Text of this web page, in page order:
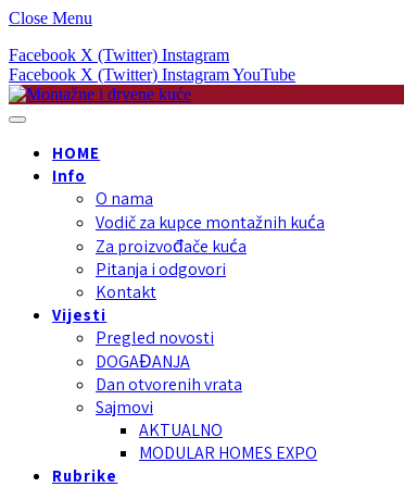
Close Menu
Facebook X (Twitter) Instagram
Facebook X (Twitter) InstagramYouTube
HOME
Info
O nama
Vodič za kupce montažnih kuća
Za proizvođače kuća
Pitanja i odgovori
Kontakt
Vijesti
Pregled novosti
DOGAĐANJA
Dan otvorenih vrata
Sajmovi
AKTUALNO
MODULAR HOMES EXPO
Rubrike